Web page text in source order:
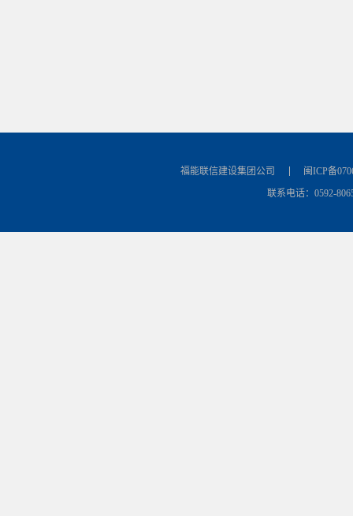
福能联信建设集团公司
闽ICP备
联系电话：0592-